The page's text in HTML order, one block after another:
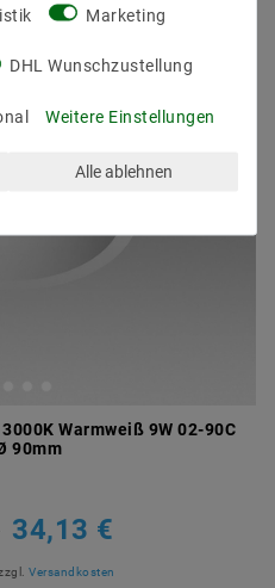
Warmweiß 9W 02-90C
90mm
34,13 €
Versandkosten
Marketing
DHL Wunschzustellung
Weitere Einstellungen
Alle ablehnen